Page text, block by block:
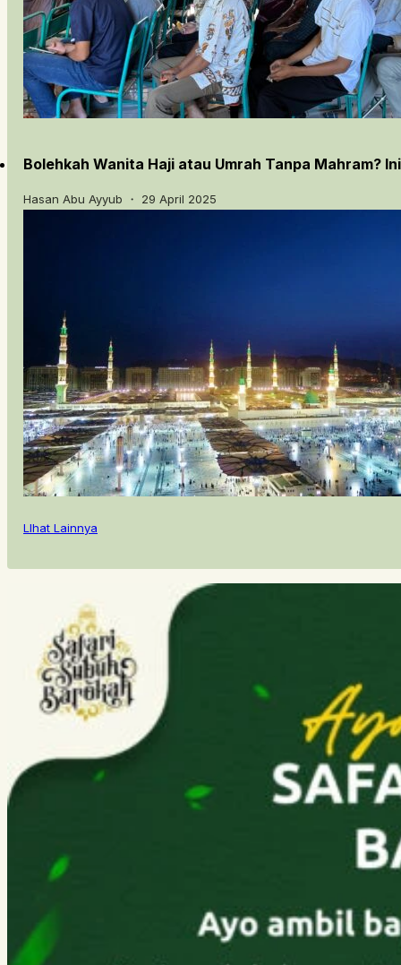
Bolehkah Wanita Haji atau Umrah Tanpa Mahram?
Hasan Abu Ayyub ・ 29 April 2025
LIhat Lainnya